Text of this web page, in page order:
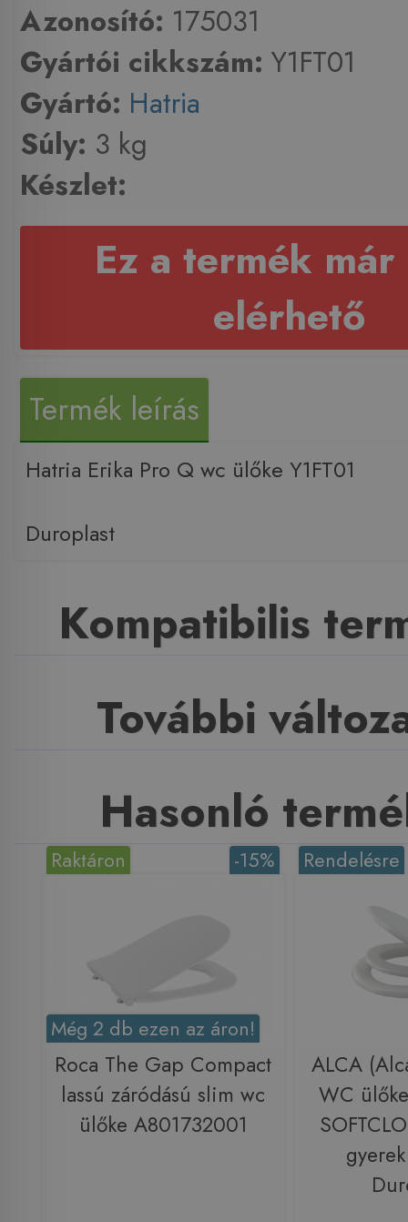
Azonosító: 175031
Gyártói cikkszám: Y1FT01
Gyártó: Hatria
Súly: 3 kg
Készlet:
Ez a termék már
elérhető
Termék leírás
Hatria Erika Pro Q wc ülőke Y1FT01
Duroplast
Kompatibilis
További
Hasonló
-15%
Raktáron
Még 2 db ezen az áron!
Roca The Gap Compact
lassú záródású slim wc
ülőke A801732001
Rendelésre
ALCA
WC